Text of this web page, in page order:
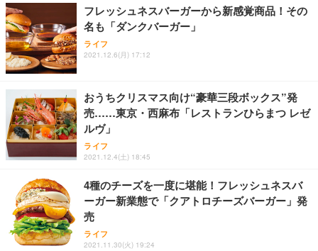
フレッシュネスバーガーから新感覚商品！その
名も「ダンクバーガー」
ライフ
2021.12.6(月) 17:12
おうちクリスマス向け“豪華三段ボックス”発
売……東京・西麻布「レストランひらまつ レゼ
ルヴ」
ライフ
2021.12.4(土) 18:45
4種のチーズを一度に堪能！フレッシュネスバ
ーガー新業態で「クアトロチーズバーガー」発
売
ライフ
2021.11.30(火) 19:24